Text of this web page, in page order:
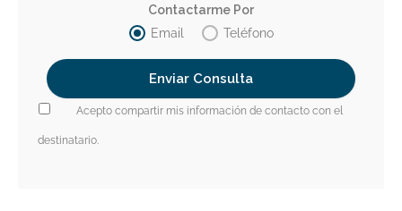
Contactarme Por
Email
Teléfono
Acepto compartir mis información de contacto con el
destinatario.